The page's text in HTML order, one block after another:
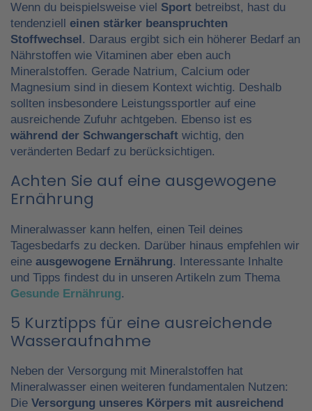
Wenn du beispielsweise viel Sport betreibst, hast du
tendenziell einen stärker beanspruchten
Stoffwechsel. Daraus ergibt sich ein höherer Bedarf an
Nährstoffen wie Vitaminen aber eben auch
Mineralstoffen. Gerade Natrium, Calcium oder
Magnesium sind in diesem Kontext wichtig. Deshalb
sollten insbesondere Leistungssportler auf eine
ausreichende Zufuhr achtgeben. Ebenso ist es
während der Schwangerschaft wichtig, den
veränderten Bedarf zu berücksichtigen.
Achten Sie auf eine ausgewogene
Ernährung
Mineralwasser kann helfen, einen Teil deines
Tagesbedarfs zu decken. Darüber hinaus empfehlen wir
eine ausgewogene Ernährung. Interessante Inhalte
und Tipps findest du in unseren Artikeln zum Thema
Gesunde Ernährung.
5 Kurztipps für eine ausreichende
Wasseraufnahme
Neben der Versorgung mit Mineralstoffen hat
Mineralwasser einen weiteren fundamentalen Nutzen:
Die Versorgung unseres Körpers mit ausreichend